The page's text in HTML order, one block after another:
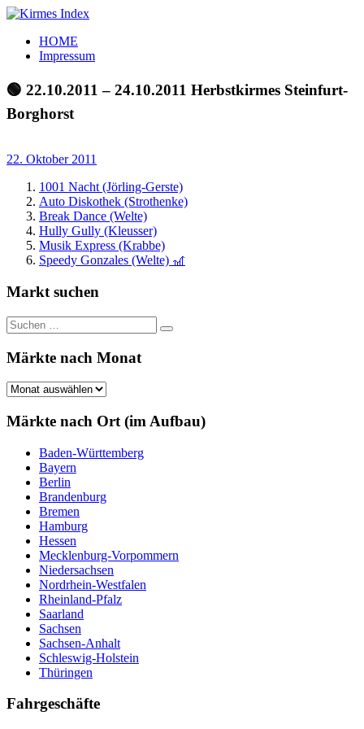
Zum
springen
Kirmes
Index
Tourpläne
der
letzten
Jahre
HOME
Impressum
🟢 22.10.2011 – 24.10.2011 Herbstkirmes Steinfurt-
Borghorst
22. Oktober 2011
1001 Nacht (Jörling-Gerste)
Auto Diskothek (Strothenke)
Break Dance (Welte)
Hully Gully (Kleusser)
Musik Express (Krabbe)
Speedy Gonzales (Welte) 🎢
Markt suchen
Suchen
nach:
Suchen
Märkte nach Monat
Märkte
Monat
Märkte nach Ort (im Aufbau)
Baden-Württemberg
Bayern
Berlin
Brandenburg
Bremen
Hamburg
Hessen
Mecklenburg-Vorpommern
Niedersachsen
Nordrhein-Westfalen
Rheinland-Pfalz
Saarland
Sachsen
Sachsen-Anhalt
Schleswig-Holstein
Thüringen
Fahrgeschäfte